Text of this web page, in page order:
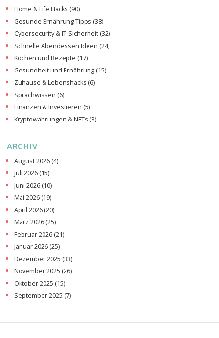
Home & Life Hacks (90)
Gesunde Ernährung Tipps (38)
Cybersecurity & IT-Sicherheit (32)
Schnelle Abendessen Ideen (24)
Kochen und Rezepte (17)
Gesundheit und Ernährung (15)
Zuhause & Lebenshacks (6)
Sprachwissen (6)
Finanzen & Investieren (5)
Kryptowährungen & NFTs (3)
ARCHIV
August 2026 (4)
Juli 2026 (15)
Juni 2026 (10)
Mai 2026 (19)
April 2026 (20)
März 2026 (25)
Februar 2026 (21)
Januar 2026 (25)
Dezember 2025 (33)
November 2025 (26)
Oktober 2025 (15)
September 2025 (7)